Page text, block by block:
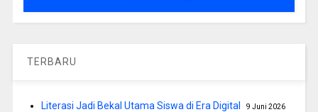
TERBARU
Literasi Jadi Bekal Utama Siswa di Era Digital 9 Juni 2026